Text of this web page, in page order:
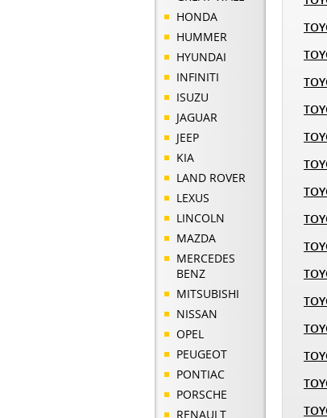
HONDA
HUMMER
HYUNDAI
INFINITI
ISUZU
JAGUAR
JEEP
KIA
LAND ROVER
LEXUS
LINCOLN
MAZDA
MERCEDES
BENZ
MITSUBISHI
NISSAN
OPEL
PEUGEOT
PONTIAC
PORSCHE
RENAULT